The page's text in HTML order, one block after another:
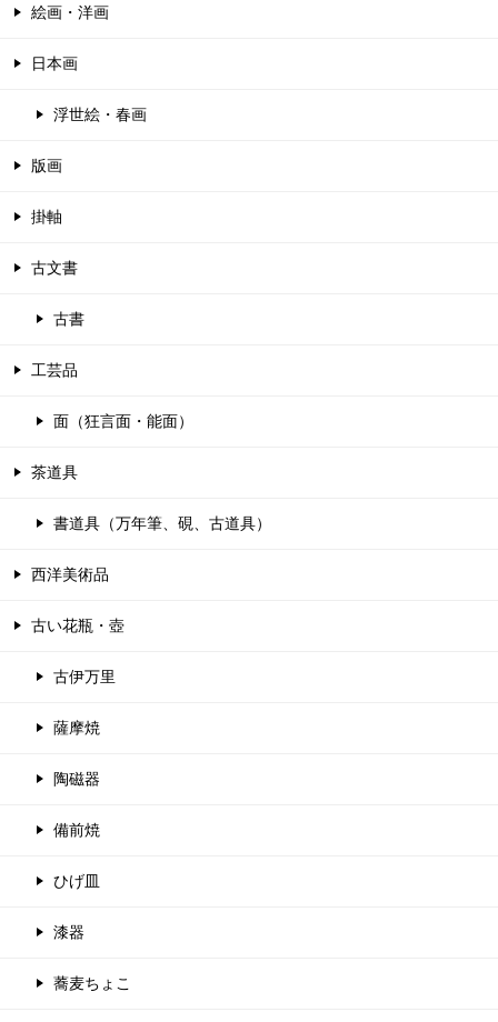
絵画・洋画
日本画
浮世絵・春画
版画
掛軸
古文書
古書
工芸品
面（狂言面・能面）
茶道具
書道具（万年筆、硯、古道具）
西洋美術品
古い花瓶・壺
古伊万里
薩摩焼
陶磁器
備前焼
ひげ皿
漆器
蕎麦ちょこ